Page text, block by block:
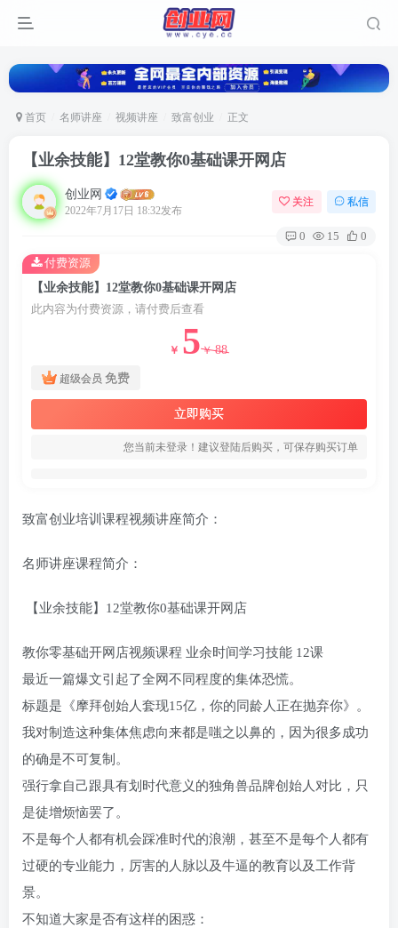
首页 名师讲座 视频讲座 致富创业 正文
【业余技能】12堂教你0基础课开网店
创业网
2022年7月17日 18:32发布
关注 私信
0 15 0
【业余技能】12堂教你0基础课开网店
此内容为付费资源，请付费后查看
￥ 5￥ 88
超级会员 免费
立即购买
您当前未登录！建议登陆后购买，可保存购买订单
付费资源
致富创业培训课程视频讲座简介：
名师讲座课程简介：
【业余技能】12堂教你0基础课开网店
教你零基础开网店视频课程 业余时间学习技能 12课
最近一篇爆文引起了全网不同程度的集体恐慌。
标题是《摩拜创始人套现15亿，你的同龄人正在抛弃你》。
我对制造这种集体焦虑向来都是嗤之以鼻的，因为很多成功
的确是不可复制。
强行拿自己跟具有划时代意义的独角兽品牌创始人对比，只
是徒增烦恼罢了。
不是每个人都有机会踩准时代的浪潮，甚至不是每个人都有
过硬的专业能力，厉害的人脉以及牛逼的教育以及工作背
景。
不知道大家是否有这样的困惑：